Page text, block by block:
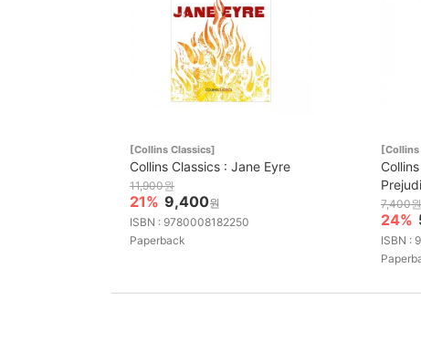
[Collins Classics]
Collins Classics : Jane Eyre
11,900원
21% 9,400원
ISBN : 9780008182250
Paperback
[Collins
7,400원
24%
ISBN :